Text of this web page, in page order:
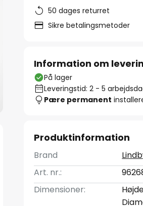
50 dages returret
Sikre betalingsmetoder
Information om
På lager
Leveringstid: 2 - 5
Pære permanent
Produktinformation
Brand
Art. nr.:
Dimensioner: